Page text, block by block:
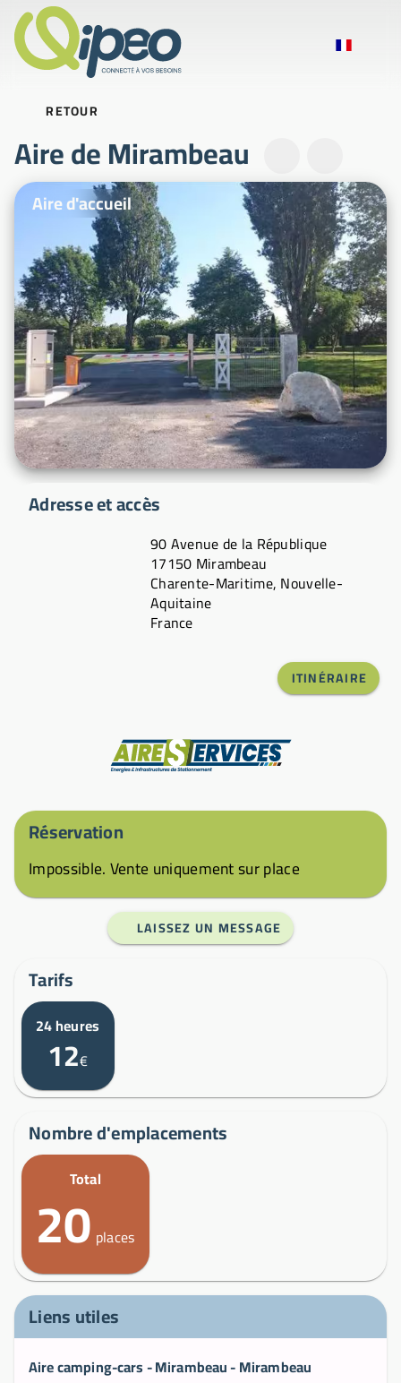
RETOUR
Aire de Mirambeau
Photos d'illustration
Aire d'accueil
Adresse et accès
90 Avenue de la République
17150 Mirambeau
Charente-Maritime, Nouvelle-
Aquitaine
France
ITINÉRAIRE
Réservation
Impossible. Vente uniquement sur place
LAISSEZ UN MESSAGE
Tarifs
24 heures
12€
Nombre d'emplacements
Total
20 places
Liens utiles
Aire camping-cars - Mirambeau - Mirambeau